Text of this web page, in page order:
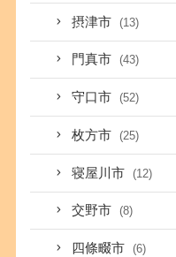
摂津市 (13)
門真市 (43)
守口市 (52)
枚方市 (25)
寝屋川市 (12)
交野市 (8)
四條畷市 (6)